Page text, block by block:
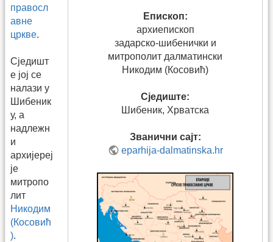
Епископ:
архиепископ
задарско-шибенички и
митрополит далматински
Никодим (Косовић)
Сједиште:
Шибеник, Хрватска
Званични сајт:
eparhija-dalmatinska.hr
правосл
авне
цркве.
Сједишт
е јој се
налази у
Шибеник
у, а
надлежн
и
архијереј
је
митропо
лит
Никодим
(Косовић
).